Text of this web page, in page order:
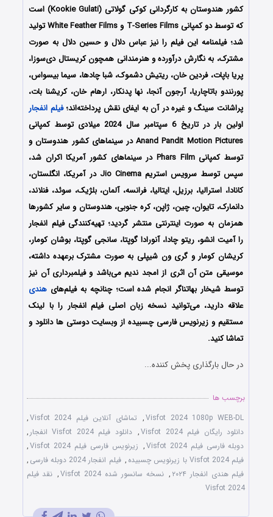
کشور هندوستان به کارگردانی کوکی گولاتی (Kookie Gulati) است
که توسط دو کمپانی‌ T-Series Films و White Feather Films تولید
شد؛ فیلمنامه این فیلم را نیز عباس دلال و حسین دلال به صورت
مشترک، به نگارش درآورده و هنرمندانی همچون کریستال دی‌سوزا،
پریا باپات، فردین خان، ریتیش دشموک، شبا چادها، سیما بیسواس،
پورنندو باتاچاریا، آرجون آنجا، نها پدنکار، ارهام خان، کریشنا بات،
پراشانت سینگ و غیره در آن به ایفای نقش پرداخته‌اند؛فیلم انفجار
اولین بار در تاریخ 6 سپتامبر سال 2024 میلادی توسط کمپانی
Anand Pandit Motion Pictures در سینماهای کشور هندوستان و
توسط کمپانی Phars Film در سینماهای کشور آمریکا اکران شد،
سپس توسط سرویس استریم Jio Cinema در آمریکا، انگلستان،
کانادا، استرالیا، برزیل، ایتالیا، فرانسه، آلمان، بلژیک، سوئد، فنلاند،
دانمارک، تایوان، چین، ژاپن، کره جنوبی، هندوستان و سایر کشورها
همزمان به صورت اینترنتی منتشر گردید؛ تهیه‌کنندگی فیلم انفجار
را آمیت انشو، ریتو چادا، آنورادا گوپتا، سانجی گوپتا، بوشان کومار،
کریشان کومار و گری ون شیپلی به صورت مشترک برعهده داشته،
موسیقی متن آن اثری از امجد ندیم می‌باشد و فیلمبرداری آن نیز
توسط شیخار بهاتناگر انجام شده است؛ چنانچه به فیلم‌های هندی
علاقه دارید، می‌توانید نسخه زبان اصلی فیلمانفجار را با ‌لینک
مستقیم و زیرنویس فارسی چسبیده از وبسایت دوستی ها دانلود و
تماشا کنید.
در حال بارگذاری پخش کننده...
برچسب ها
Visfot 2024 1080p WEB-DL
, تماشای آنلاین فیلم Visfot 2024
,
دانلود رایگان فیلم Visfot 2024
, دانلود فیلم Visfot 2024 انفجار
,
دوبله فارسی فیلم Visfot 2024
, زیرنویس فارسی فیلم Visfot 2024
,
فیلم Visfot 2024 با زیرنویس چسبیده
, فیلم انفجار 2024 دوبله فارسی
,
فیلم هندی انفجار ۲۰۲۴
, نسخه سانسور شده Visfot 2024 , نقد فیلم
Visfot 2024